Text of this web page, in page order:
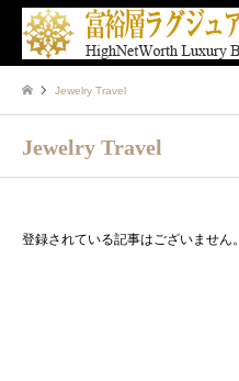
Jewelry Travel
Jewelry Travel
登録されている記事はございません。